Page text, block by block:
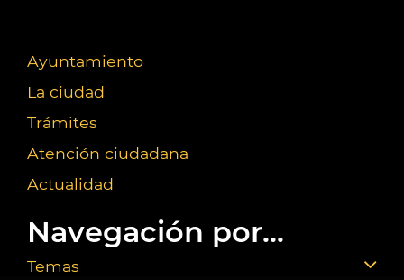
Ayuntamiento
La ciudad
Trámites
Atención ciudadana
Actualidad
Navegación por...
Temas